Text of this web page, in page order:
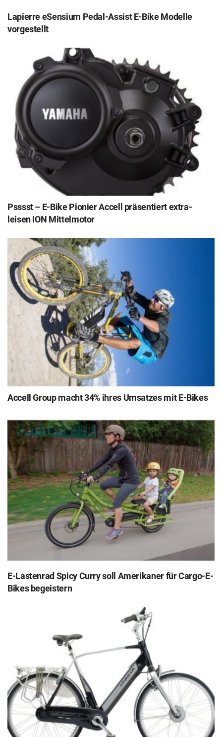
Lapierre eSensium Pedal-Assist E-Bike Modelle
vorgestellt
Psssst – E-Bike Pionier Accell präsentiert extra-
leisen ION Mittelmotor
Accell Group macht 34% ihres Umsatzes mit E-Bikes
E-Lastenrad Spicy Curry soll Amerikaner für Cargo-E-
Bikes begeistern